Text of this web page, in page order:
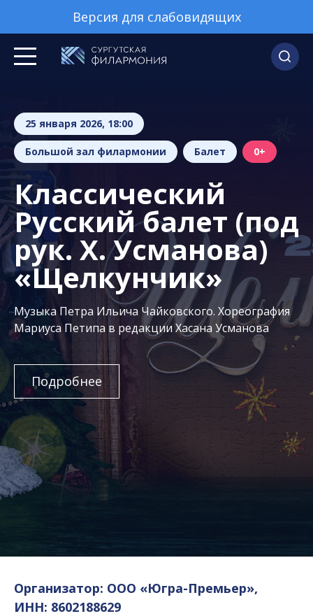
Версия для слабовидящих
25 января 2026, 18:00
Большой зал филармонии Балет 0+
Классический
Русский балет (под
рук. Х. Усманова)
«Щелкунчик»
Музыка Петра Ильича Чайковского. Хореография
Мариуса Петипа в редакции Хасана Усманова
Подробнее
Организатор: ООО «Югра-Премьер»,
ИНН: 8602188629